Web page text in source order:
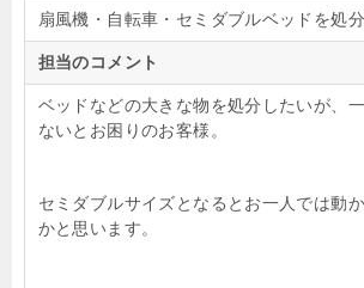
扇風機・自転車・セミダブルベッドを処分
担当のコメント
ベッドなどの大きな物を処分したいが、
ないとお困りのお客様。
セミダブルサイズとなるとお一人では動
かと思います。